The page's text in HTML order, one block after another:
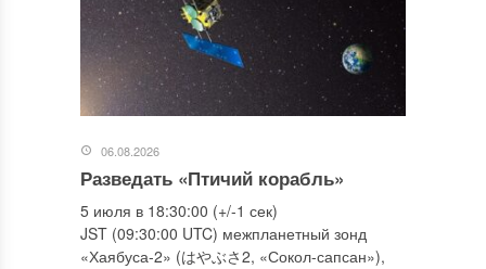
06.08.2026
Разведать «Птичий корабль»
5 июля в 18:30:00 (+/-1 сек)
JST (09:30:00 UTC) межпланетный зонд
«Хаябуса-2» (はやぶさ2, «Сокол-сапсан»),